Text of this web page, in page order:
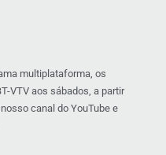
multiplataforma, os
VTV aos sábados, a partir
canal do YouTube e